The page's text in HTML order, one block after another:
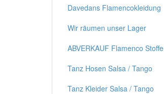
Davedans Flamencokleidung
Wir räumen unser Lager
ABVERKAUF Flamenco Stoffe
Tanz Hosen Salsa / Tango
Tanz Kleider Salsa / Tango